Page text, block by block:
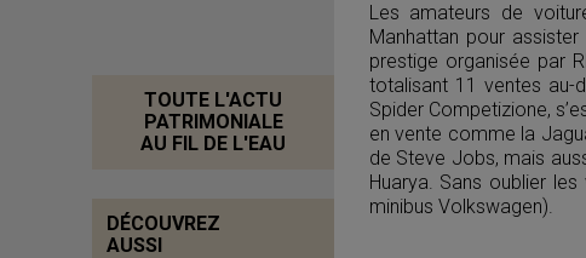
Les amateurs de
Manhattan pour
prestige organisée par
totalisant 11 ventes au-
Spider Competizione,
en vente comme la
de Steve Jobs, mais
Huarya. Sans oublier
minibus Volkswagen).
TOUTE L'ACTU
PATRIMONIALE
AU FIL DE L'EAU
DÉCOUVREZ
AUSSI